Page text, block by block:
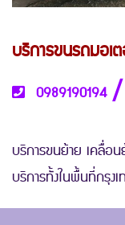
บริการขนรถมอเ
0989190194 /
บริการขนย้าย เคลื่อ
บริการทั้งในพื้นที่กรุง